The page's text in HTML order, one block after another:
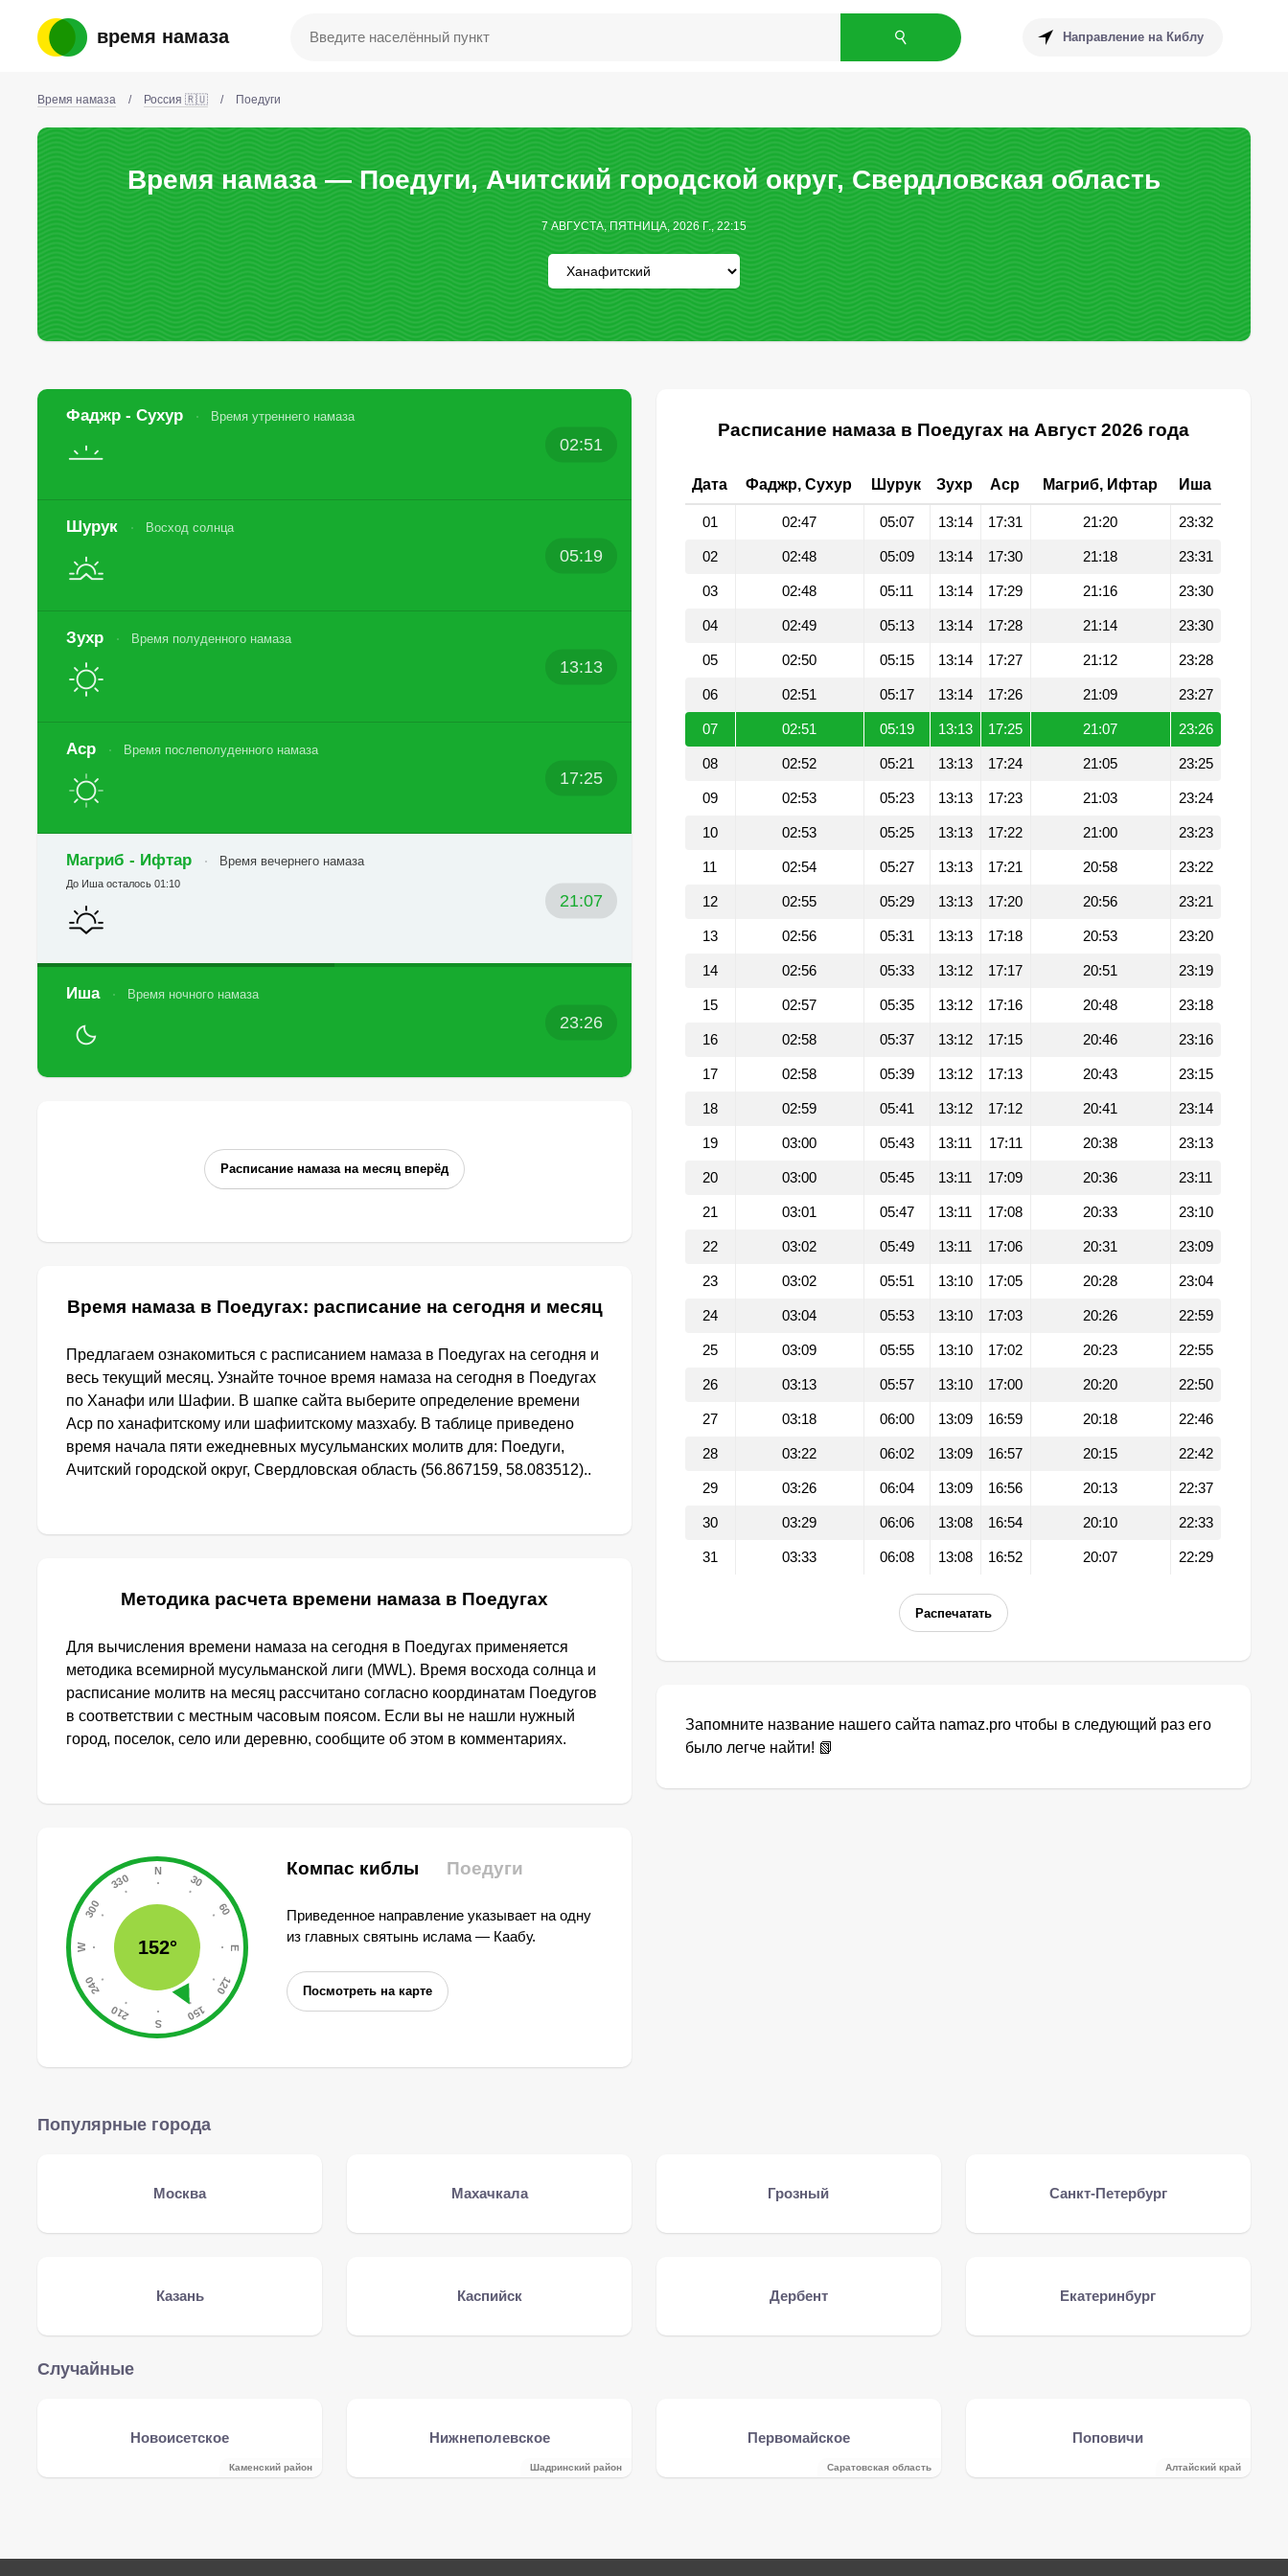
время намаза Направление на Киблу
Время намаза / Россия 🇷🇺 / Поедуги
Время намаза — Поедуги, Ачитский городской округ, Свердловская область
7 АВГУСТА, ПЯТНИЦА, 2026 Г., 22:15
Фаджр - Сухур Время утреннего намаза
02:51
Шурук Восход солнца
05:19
Зухр Время полуденного намаза
13:13
Аср Время послеполуденного намаза
17:25
Магриб - Ифтар Время вечернего намаза
21:07
До Иша осталось 01:10
Иша Время ночного намаза
23:26
Расписание намаза на месяц вперёд
Время намаза в Поедугах: расписание на сегодня и месяц
Предлагаем ознакомиться с расписанием намаза в Поедугах на сегодня и
весь текущий месяц. Узнайте точное время намаза на сегодня в Поедугах
по Ханафи или Шафии. В шапке сайта выберите определение времени
Аср по ханафитскому или шафиитскому мазхабу. В таблице приведено
время начала пяти ежедневных мусульманских молитв для: Поедуги,
Ачитский городской округ, Свердловская область (56.867159, 58.083512)..
Методика расчета времени намаза в Поедугах
Для вычисления времени намаза на сегодня в Поедугах применяется
методика всемирной мусульманской лиги (MWL). Время восхода солнца и
расписание молитв на месяц рассчитано согласно координатам Поедугов
в соответствии с местным часовым поясом. Если вы не нашли нужный
город, поселок, село или деревню, сообщите об этом в комментариях.
152°
Компас киблы Поедуги
Приведенное направление указывает на одну
из главных святынь ислама — Каабу.
Посмотреть на карте
Расписание намаза в Поедугах на Август 2026 года
Дата Фаджр, Сухур Шурук Зухр Аср Магриб, Ифтар Иша
01 02:47 05:07 13:14 17:31 21:20 23:32
02 02:48 05:09 13:14 17:30 21:18 23:31
03 02:48 05:11 13:14 17:29 21:16 23:30
04 02:49 05:13 13:14 17:28 21:14 23:30
05 02:50 05:15 13:14 17:27 21:12 23:28
06 02:51 05:17 13:14 17:26 21:09 23:27
07 02:51 05:19 13:13 17:25 21:07 23:26
08 02:52 05:21 13:13 17:24 21:05 23:25
09 02:53 05:23 13:13 17:23 21:03 23:24
10 02:53 05:25 13:13 17:22 21:00 23:23
11 02:54 05:27 13:13 17:21 20:58 23:22
12 02:55 05:29 13:13 17:20 20:56 23:21
13 02:56 05:31 13:13 17:18 20:53 23:20
14 02:56 05:33 13:12 17:17 20:51 23:19
15 02:57 05:35 13:12 17:16 20:48 23:18
16 02:58 05:37 13:12 17:15 20:46 23:16
17 02:58 05:39 13:12 17:13 20:43 23:15
18 02:59 05:41 13:12 17:12 20:41 23:14
19 03:00 05:43 13:11 17:11 20:38 23:13
20 03:00 05:45 13:11 17:09 20:36 23:11
21 03:01 05:47 13:11 17:08 20:33 23:10
22 03:02 05:49 13:11 17:06 20:31 23:09
23 03:02 05:51 13:10 17:05 20:28 23:04
24 03:04 05:53 13:10 17:03 20:26 22:59
25 03:09 05:55 13:10 17:02 20:23 22:55
26 03:13 05:57 13:10 17:00 20:20 22:50
27 03:18 06:00 13:09 16:59 20:18 22:46
28 03:22 06:02 13:09 16:57 20:15 22:42
29 03:26 06:04 13:09 16:56 20:13 22:37
30 03:29 06:06 13:08 16:54 20:10 22:33
31 03:33 06:08 13:08 16:52 20:07 22:29
Распечатать
Запомните название нашего сайта namaz.pro чтобы в следующий раз его
было легче найти! 📗
Популярные города
Москва Махачкала Грозный Санкт-Петербург
Казань Каспийск Дербент Екатеринбург
Случайные
Новоисетское
Каменский район
Нижнеполевское
Шадринский район
Первомайское
Саратовская область
Поповичи
Алтайский край